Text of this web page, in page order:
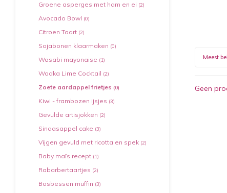
Groene asperges met ham en ei (2)
Avocado Bowl (0)
Citroen Taart (2)
Sojabonen klaarmaken (0)
Wasabi mayonaise (1)
Wodka Lime Cocktail (2)
Zoete aardappel frietjes (0)
Kiwi - frambozen ijsjes (3)
Gevulde artisjokken (2)
Sinaasappel cake (3)
Vijgen gevuld met ricotta en spek (2)
Baby maïs recept (1)
Rabarbertaartjes (2)
Bosbessen muffin (3)
Meest
Geen